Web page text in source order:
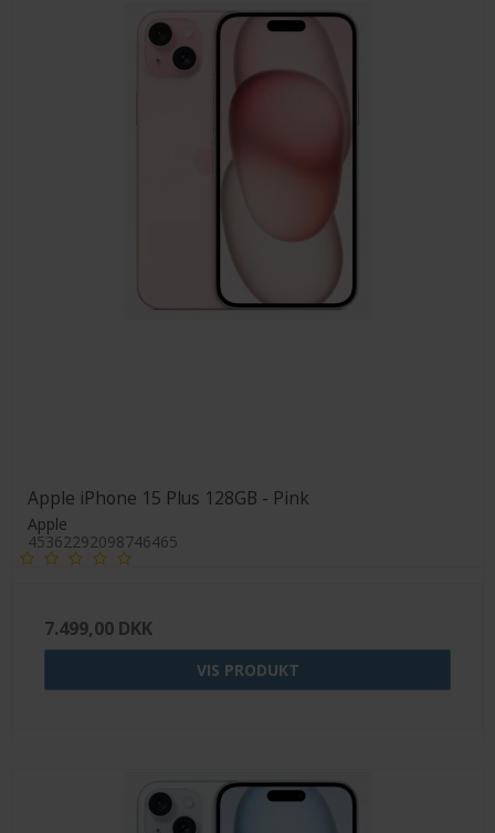
Apple iPhone 15 Plus 128GB - Pink
Apple
45362292098746465
7.499,00 DKK
VIS PRODUKT